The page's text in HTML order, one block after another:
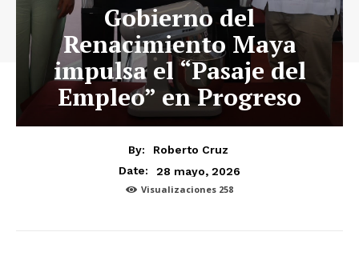
Gobierno del
Renacimiento Maya
impulsa el “Pasaje del
Empleo” en Progreso
By:
Roberto Cruz
Date:
28 mayo, 2026
Visualizaciones 258